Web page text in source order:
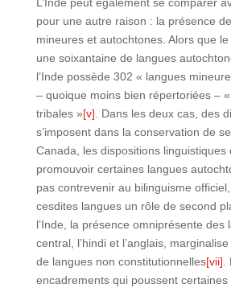
L’Inde peut également se comparer
pour une autre raison : la présence
mineures et autochtones. Alors que
une soixantaine de langues
l’Inde possède 302 « langues
– quoique moins bien répertoriées –
tribales »[v]. Dans les deux cas, des
s’imposent dans la conservation de
Canada, les dispositions linguistiques
promouvoir certaines langues
pas contrevenir au bilinguisme
cesdites langues un rôle de second
l’Inde, la présence omniprésente des
central, l’hindi et l’anglais,
de langues non constitutionnelles[vii].
encadrements qui poussent certaines